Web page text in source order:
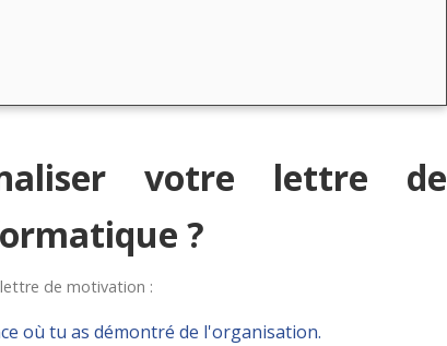
votre lettre de
?
de motivation :
où tu as démontré de l'organisation.